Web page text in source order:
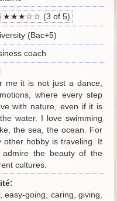
★★★☆☆ (3 of 5)
(Bac+5)
coach
me it is not just a dance,
where every step
with nature, even if it is
water. I love swimming
the sea, the ocean. For
other hobby is traveling. It
the beauty of the
cultures.
going, caring, giving,